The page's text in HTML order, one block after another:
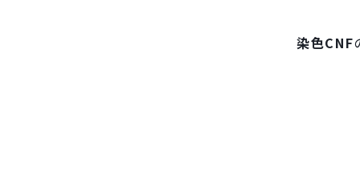
染色CNF